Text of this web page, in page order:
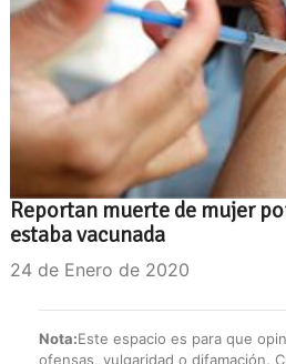
Reportan muerte de mujer
estaba vacunada
24 de Enero de 2020
Nota:Este espacio es para que
ofensas, vulgaridad o difamación.